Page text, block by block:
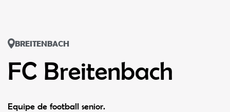
BREITENBACH
FC Breitenbach
Equipe de football senior.